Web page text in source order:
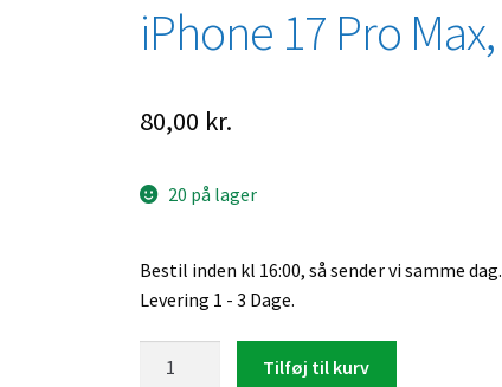
iPhone 17 Pro
80,00 kr.
20 på lager
Bestil inden kl 16:00, så sender vi samme dag.
Levering 1 - 3 Dage.
Tilføj til kurv